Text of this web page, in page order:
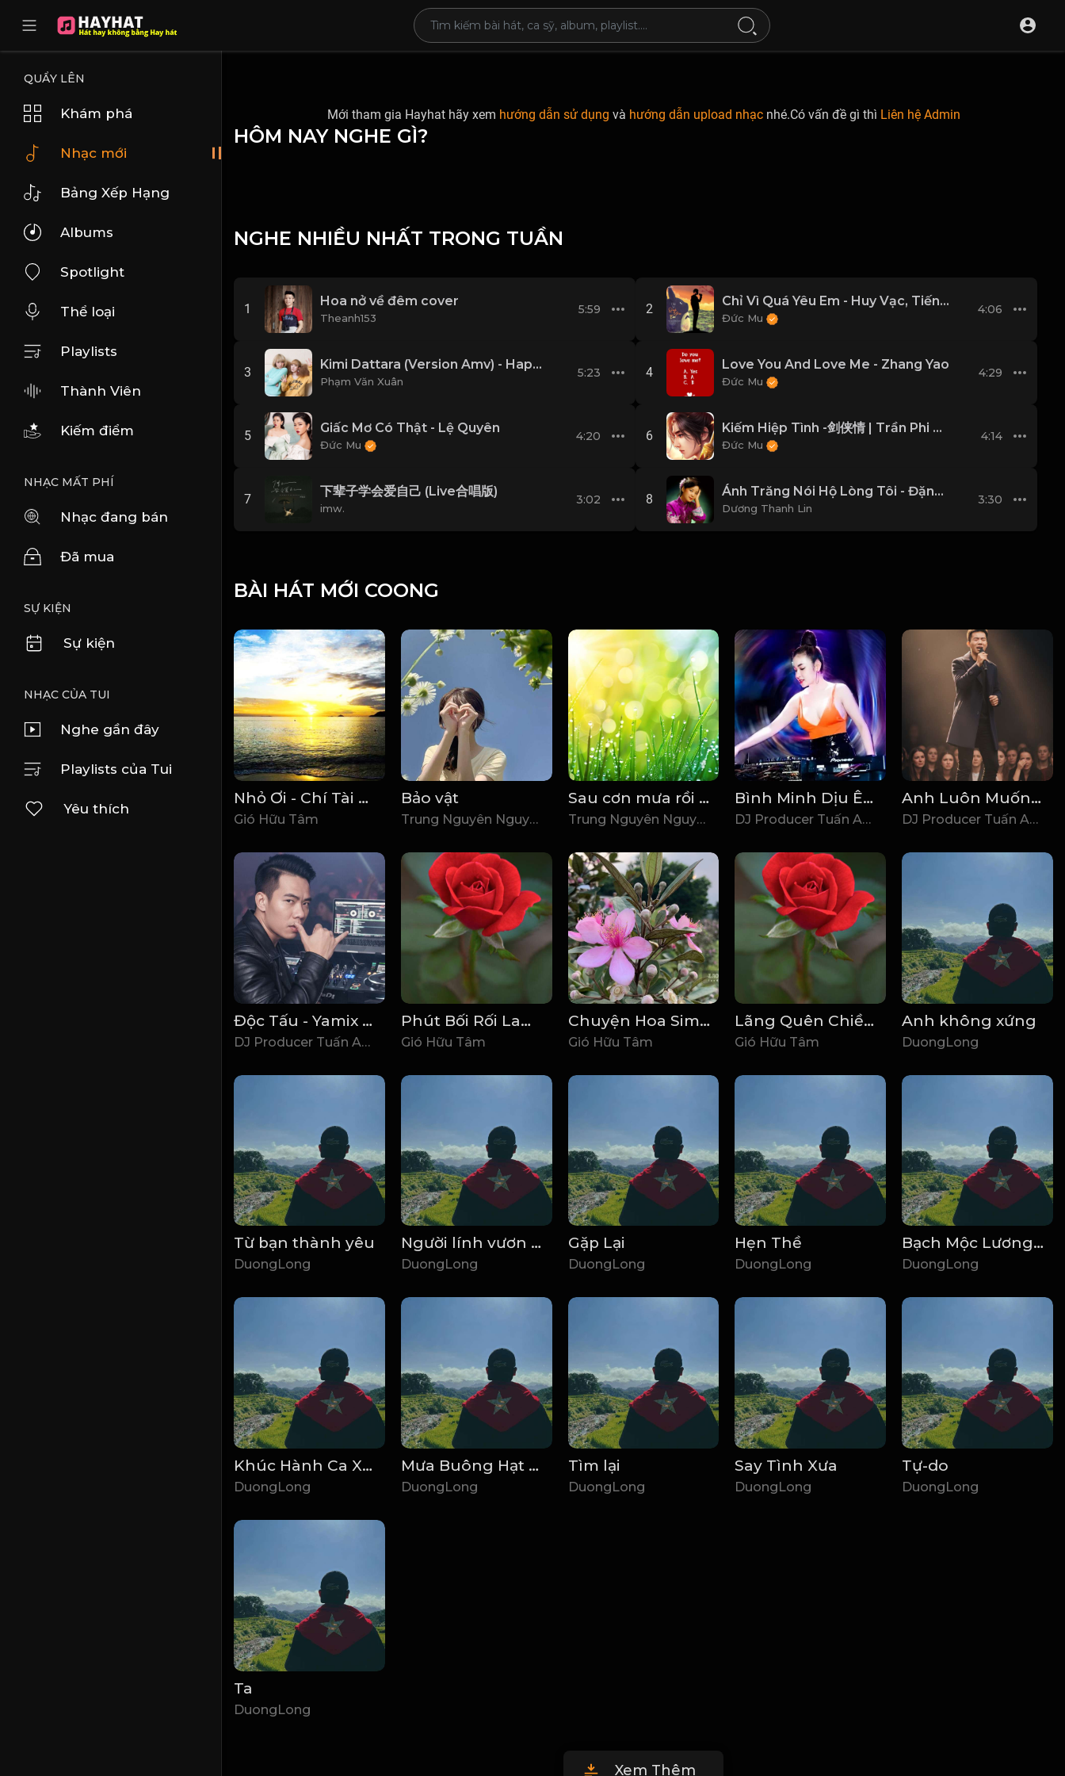
QUẨY LÊN
Khám phá
Nhạc mới
Bảng Xếp Hạng
Albums
Spotlight
Thể loại
Playlists
Thành Viên
Kiếm điểm
NHẠC MẤT PHÍ
Nhạc đang bán
Đã mua
SỰ KIỆN
Sự kiện
NHẠC CỦA TUI
Nghe gần đây
Playlists của Tui
Yêu thích
Mới tham gia Hayhat hãy xem hướng dẫn sử dụng và hướng dẫn upload nhạcnhé.Có vấn đề gì thì Liên hệ Admin
HÔM NAY NGHE GÌ?
NGHE NHIỀU NHẤT TRONG TUẦN
1
Hoa nở về đêm cover
Theanh153
5:59 2
Chỉ Vì Quá Yêu Em - Huy Vạc, Tiến Nguyễn Cover
Đức Mu
4:06
3
Kimi Dattara (Version Amv) - Happy Birthday
Phạm Văn Xuân
5:23 4
Love You And Love Me - Zhang Yao
Đức Mu
4:29
5
Giấc Mơ Có Thật - Lệ Quyên
Đức Mu
4:20 6
Kiếm Hiệp Tình -剑侠情 | Trần Phi Bình
Đức Mu
4:14
7
下辈子学会爱自己 (Live合唱版)
imw.
3:02 8
Ánh Trăng Nói Hộ Lòng Tôi - Đặng Lệ Quân
Dương Thanh Lin
3:30
BÀI HÁT MỚI COONG
Nhỏ Ơi - Chí Tài Full Beat Tưởng Nhớ Danh Hài Chí Tài_1782008672743
Gió Hữu Tâm
Bảo vật
Trung Nguyên Nguyễn
Sau cơn mưa rồi trời lại sáng
Trung Nguyên Nguyễn
Bình Minh Dịu Êm - Xuân Mai DJ Poducer Tuấn Anh 95 Vina House (Remix 2026)
DJ Producer Tuấn Anh 95 Remix
Anh Luôn Muốn Trân Thành Tử Tế Và Tôn Trọng Em Thật Nhiều
DJ Producer Tuấn Anh 95 Remix
Độc Tấu - Yamix Hầu Ca DJ Producer Tuấn Anh 95 Vina House (Remix 2026)
DJ Producer Tuấn Anh 95 Remix
Phút Bối Rối Lam Trường_1768203785385
Gió Hữu Tâm
Chuyện Hoa Sim - Đan Nguyên_1768202360495
Gió Hữu Tâm
Lãng Quên Chiều Thu (Tui Hát) 周華健_1767946641396
Gió Hữu Tâm
Anh không xứng
DuongLong
Từ bạn thành yêu
DuongLong
Người lính vươn lên
DuongLong
Gặp Lại
DuongLong
Hẹn Thề
DuongLong
Bạch Mộc Lương Tử
DuongLong
Khúc Hành Ca Xanh
DuongLong
Mưa Buông Hạt Nhớ
DuongLong
Tìm lại
DuongLong
Say Tình Xưa
DuongLong
Tự-do
DuongLong
Ta
DuongLong
Xem Thêm